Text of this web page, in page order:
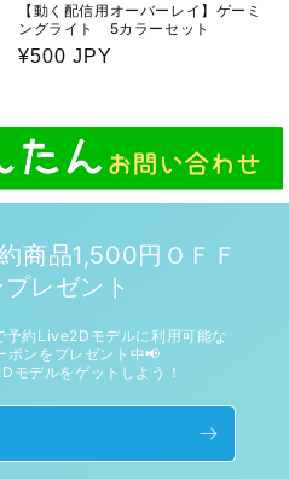
【動く配信用オーバーレイ】ゲーミ
ングライト 5カラーセット
通
格
¥500 JPY
商品1,500円ＯＦＦ
レゼント
予約Live2Dモデルに利用可能な
ポンをプレゼント中📢
モデルをゲットしよう！